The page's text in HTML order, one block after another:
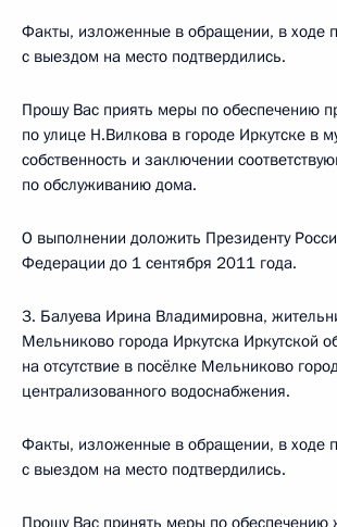
Факты, изложенные в обращении, в ходе
с выездом на место подтвердились.
Прошу Вас приять меры по обеспечению
по улице Н.Вилкова в городе Иркутске в
собственность и заключении
по обслуживанию дома.
О выполнении доложить Президенту
Федерации до 1 сентября 2011 года.
3. Балуева Ирина Владимировна,
Мельниково города Иркутска Иркутской
на отсутствие в посёлке Мельниково
централизованного водоснабжения.
Факты, изложенные в обращении, в ходе
с выездом на место подтвердились.
Прошу Вас принять меры по обеспечению